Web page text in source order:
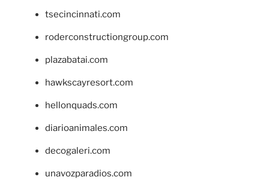
tsecincinnati.com
roderconstructiongroup.com
plazabatai.com
hawkscayresort.com
hellonquads.com
diarioanimales.com
decogaleri.com
unavozparadios.com